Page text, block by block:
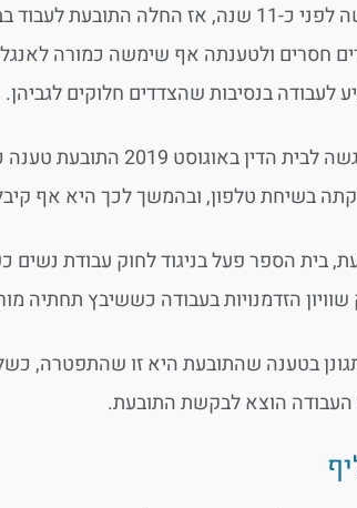
תחילת הפרשה לפני כ-11 שנה, אז
חסרים ולטענתה אף שימשה כמורה
לעבודה בנסיבות שהצדדים חלוקים לגביהן.
באוגוסט 2019 התובעת טענה כי יצאה
בשיחת טלפון, ובהמשך לכך היא אף
בית הספר פעל בניגוד לחוק עבודת
הזדמנויות בעבודה כששיבץ תחתיה
בטענה שהתובעת היא זו שהתפטרה,
הוצא לבקשת התובעת.